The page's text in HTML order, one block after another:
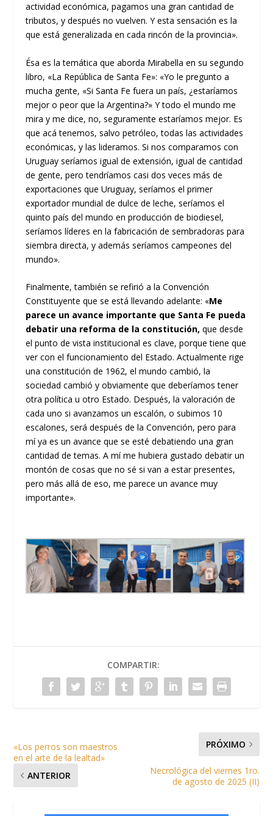
actividad económica, pagamos una gran cantidad de
tributos, y después no vuelven. Y esta sensación es la
que está generalizada en cada rincón de la provincia».
Ésa es la temática que aborda Mirabella en su segundo
libro, «La República de Santa Fe»: «Yo le pregunto a
mucha gente, «Si Santa Fe fuera un país, ¿estaríamos
mejor o peor que la Argentina?» Y todo el mundo me
mira y me dice, no, seguramente estaríamos mejor. Es
que acá tenemos, salvo petróleo, todas las actividades
económicas, y las lideramos. Si nos comparamos con
Uruguay seríamos igual de extensión, igual de cantidad
de gente, pero tendríamos casi dos veces más de
exportaciones que Uruguay, seríamos el primer
exportador mundial de dulce de leche, seríamos el
quinto país del mundo en producción de biodiesel,
seríamos líderes en la fabricación de sembradoras para
siembra directa, y además seríamos campeones del
mundo».
Finalmente, también se refirió a la Convención
Constituyente que se está llevando adelante: «Me
parece un avance importante que Santa Fe pueda
debatir una reforma de la constitución, que desde
el punto de vista institucional es clave, porque tiene que
ver con el funcionamiento del Estado. Actualmente rige
una constitución de 1962, el mundo cambió, la
sociedad cambió y obviamente que deberíamos tener
otra política u otro Estado. Después, la valoración de
cada uno si avanzamos un escalón, o subimos 10
escalones, será después de la Convención, pero para
mí ya es un avance que se esté debatiendo una gran
cantidad de temas. A mí me hubiera gustado debatir un
montón de cosas que no sé si van a estar presentes,
pero más allá de eso, me parece un avance muy
importante».
COMPARTIR:
«Los perros son maestros
en el arte de la lealtad»
ANTERIOR
PRÓXIMO
Necrológica del viernes 1ro.
de agosto de 2025 (II)